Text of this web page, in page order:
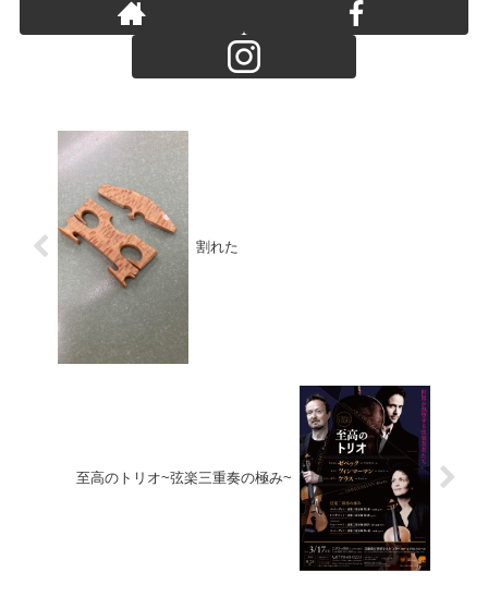
割れた
至高のトリオ~弦楽三重奏の極み~